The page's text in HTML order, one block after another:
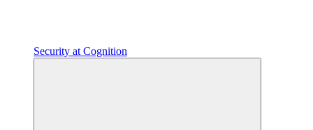
Security at Cognition